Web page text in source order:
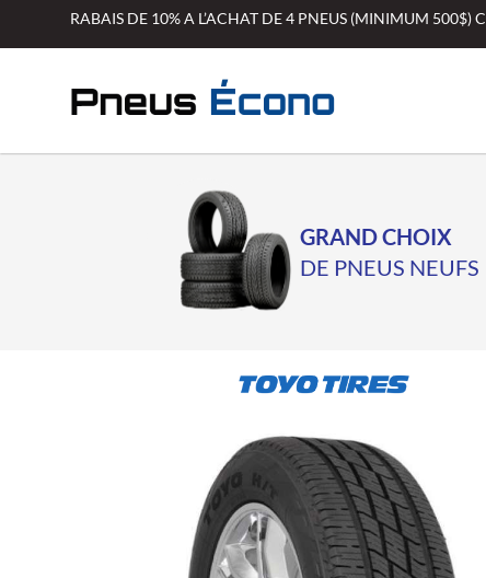
RABAIS DE 10% A L’ACHAT DE 4 PNEUS (MINIMUM 500$)
GRAND CHOIX
DE PNEUS NEUFS